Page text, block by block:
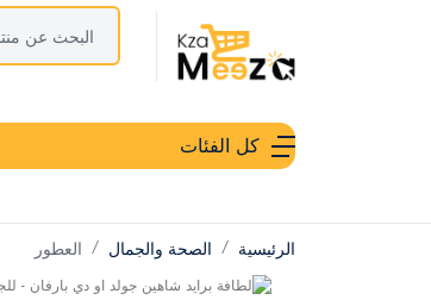
كل الفئات
الرئيسية الصحة والجمال العطور